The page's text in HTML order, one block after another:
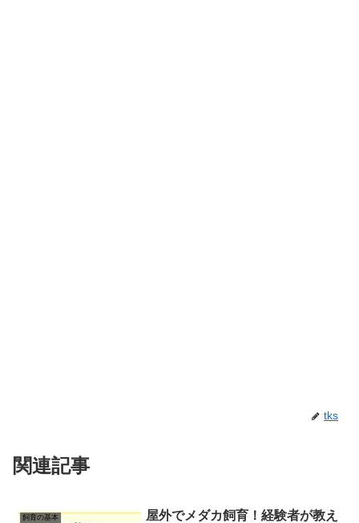
tks
関連記事
飼育の基本
屋外でメダカ飼育！経験者が教え